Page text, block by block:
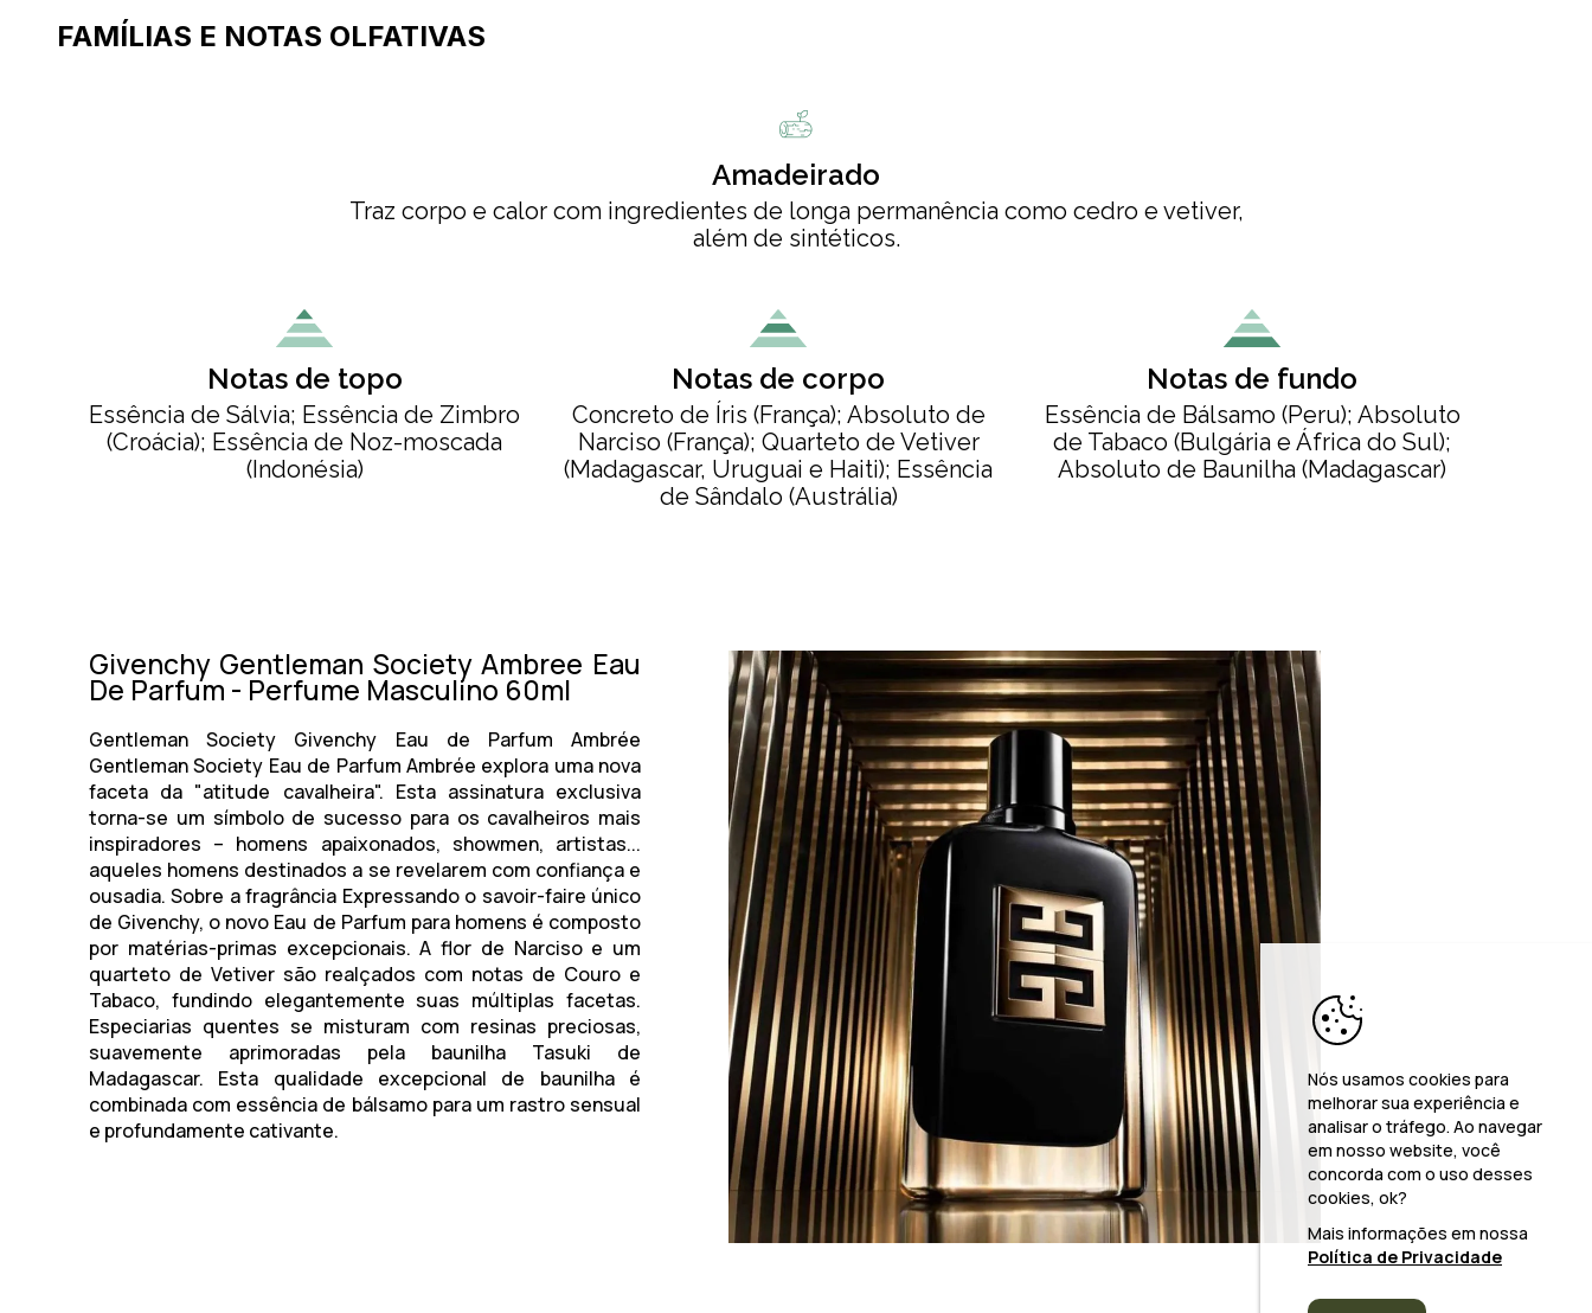
FAMÍLIAS E NOTAS OLFATIVAS
Amadeirado
Traz corpo e calor com ingredientes de longa permanência como cedro e vetiver,
além de sintéticos.
Notas de topo
Essência de Sálvia; Essência de Zimbro
(Croácia); Essência de Noz-moscada
(Indonésia)
Notas de corpo
Concreto de Íris (França); Absoluto de
Narciso (França); Quarteto de Vetiver
(Madagascar, Uruguai e Haiti); Essência
de Sândalo (Austrália)
Notas de fundo
Essência de Bálsamo (Peru); Absoluto
de Tabaco (Bulgária e África do Sul);
Absoluto de Baunilha (Madagascar)
Givenchy Gentleman Society Ambree Eau
De Parfum - Perfume Masculino 60ml
Gentleman Society Givenchy Eau de Parfum Ambrée
Gentleman Society Eau de Parfum Ambrée explora uma nova
faceta da "atitude cavalheira". Esta assinatura exclusiva
torna-se um símbolo de sucesso para os cavalheiros mais
inspiradores – homens apaixonados, showmen, artistas...
aqueles homens destinados a se revelarem com confiança e
ousadia.Sobre a fragrância Expressando o savoir-faire único
de Givenchy, o novo Eau de Parfum para homens é composto
por matérias-primas excepcionais. A flor de Narciso e um
quarteto de Vetiver são realçados com notas de Couro e
Tabaco, fundindo elegantemente suas múltiplas facetas.
Especiarias quentes se misturam com resinas preciosas,
suavemente aprimoradas pela baunilha Tasuki de
Madagascar. Esta qualidade excepcional de baunilha é
combinada com essência de bálsamo para um rastro sensual
e profundamente cativante.
Nós usamos cookies para
melhorar sua experiência e
analisar o tráfego. Ao navegar
em nosso website, você
concorda com o uso desses
cookies, ok?
Mais informações em nossa
Política de Privacidade